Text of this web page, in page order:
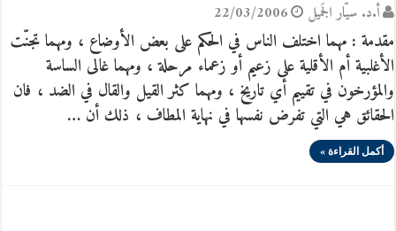
أ.د. سيّار الجَميل 22/03/2006
مقدمة : مهما اختلف الناس في الحكم على بعض الأوضاع ، ومهما تجنّت
الأغلبية أم الأقلية على زعيم أو زعماء مرحلة ، ومهما غالى الساسة
والمؤرخون في تقييم أي تاريخ ، ومهما كثر القيل والقال في الضد ، فان
الحقائق هي التي تفرض نفسها في نهاية المطاف ، ذلك أن …
أكمل القراءة »